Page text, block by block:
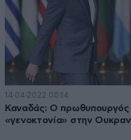
14·04·2022 00:14
Καναδάς: Ο πρωθυπουργός
«γενοκτονία» στην